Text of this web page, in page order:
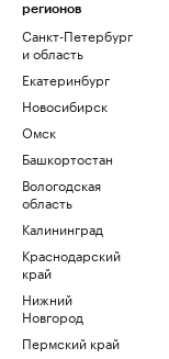
регионов
Санкт-Петербург
и область
Екатеринбург
Новосибирск
Омск
Башкортостан
Вологодская
область
Калининград
Краснодарский
край
Нижний
Новгород
Пермский край